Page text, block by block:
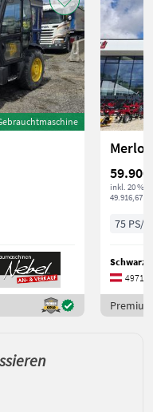
Merlo
59.900
inkl. 20 %
49.916,67 €
75 PS/
4971